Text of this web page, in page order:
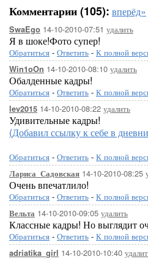
Комментарии (105): вперёд»
SwaEgo 14-10-2010-07:51 удалить
Я в шоке!Фото супер!
Обратиться - Ответить - К полной
Win1oOn 14-10-2010-08:10 удалить
Обалденные кадры!
Обратиться - Ответить - К полной
lev2015 14-10-2010-08:22 удалить
Удивительные кадры!
(Добавил ссылку к себе в
Обратиться - Ответить - К полной
Лариса_Садовская 14-10-2010-08:25
Очень впечатлило!
Обратиться - Ответить - К полной
Вельта 14-10-2010-09:05 удалить
Классные кадры! Но выглядит
Обратиться - Ответить - К полной
adriatika_girl 14-10-2010-10:40